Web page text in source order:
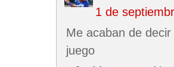
1 de
Me acaban de
juego